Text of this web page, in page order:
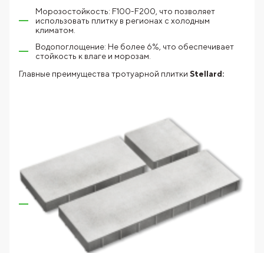
Морозостойкость: F100-F200, что позволяет
использовать плитку в регионах с холодным
климатом.
Водопоглощение: Не более 6%, что обеспечивает
стойкость к влаге и морозам.
Главные преимущества тротуарной плитки Stellard: